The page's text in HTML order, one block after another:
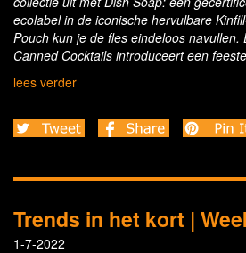
ecolabel in de iconische hervulbare
Pouch kun je de fles eindeloos navullen.
Canned Cocktails introduceert een
lees verder
Trends in het kort |
1-7-2022